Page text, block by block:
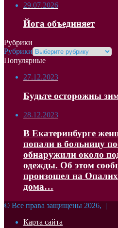
29.07.2026
Йога объединяет
Рубрики
Рубрики
Популярные
27.12.2023
Будьте осторожны
28.12.2023
В Екатеринбурге
попали в больницу
обнаружили около
одежды. Об этом
произошел на
дома…
© Все права защищены 2026, |
Карта сайта